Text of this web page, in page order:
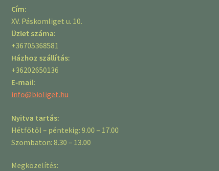
Cím:
XV. Páskomliget u. 10.
Üzlet száma:
+36705368581
Házhoz szállítás:
+36202650136
E-mail:
info@bioliget.hu
Nyitva tartás:
Hétfőtől – péntekig: 9.00 – 17.00
Szombaton: 8.30 – 13.00
Megközelítés: